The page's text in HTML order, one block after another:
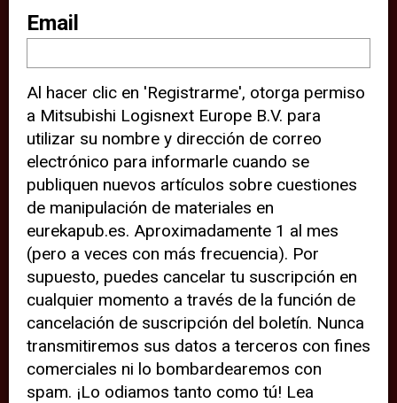
sitio web (por ejemplo, ofreciéndole
información de ubicación). Estas
terceras partes también definen
cookies en su dispositivo y pueden
rastrear su comportamiento en
internet. Al hacer clic en “Aceptar”,
significa que está de acuerdo con el
uso de cookies analíticas y de
terceros para tener una experiencia
óptima en nuestro sitio web. Si
elige “Declinar” el uso de cookies
analíticas y de terceros, evitará que
terceras partes rastreen su
comportamiento en nuestro sitio
Email
Al hacer clic en 'Registrarme', otorga permiso
a Mitsubishi Logisnext Europe B.V. para
utilizar su nombre y dirección de correo
electrónico para informarle cuando se
publiquen nuevos artículos sobre cuestiones
de manipulación de materiales en
eurekapub.es. Aproximadamente 1 al mes
(pero a veces con más frecuencia). Por
supuesto, puedes cancelar tu suscripción en
cualquier momento a través de la función de
cancelación de suscripción del boletín. Nunca
transmitiremos sus datos a terceros con fines
comerciales ni lo bombardearemos con
spam. ¡Lo odiamos tanto como tú! Lea